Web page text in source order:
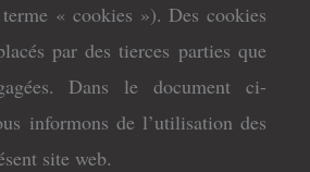
« cookies »). Des cookies
par des tierces parties que
Dans le document ci-
informons de l’utilisation des
site web.